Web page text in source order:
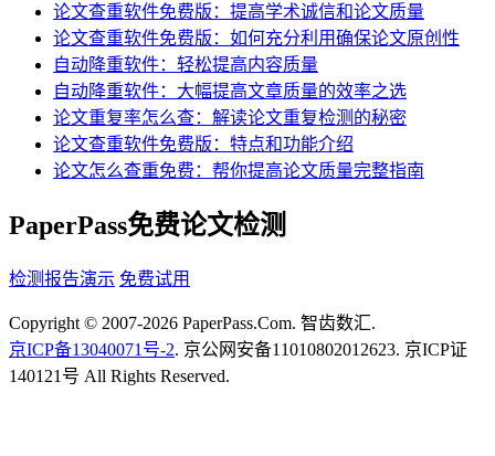
论文查重软件免费版：提高学术诚信和论文质量
论文查重软件免费版：如何充分利用确保论文原创性
自动降重软件：轻松提高内容质量
自动降重软件：大幅提高文章质量的效率之选
论文重复率怎么查：解读论文重复检测的秘密
论文查重软件免费版：特点和功能介绍
论文怎么查重免费：帮你提高论文质量完整指南
PaperPass免费论文检测
检测报告演示 免费试用
Copyright © 2007-2026 PaperPass.Com. 智齿数汇.
京ICP备13040071号-2. 京公网安备11010802012623. 京ICP证
140121号 All Rights Reserved.